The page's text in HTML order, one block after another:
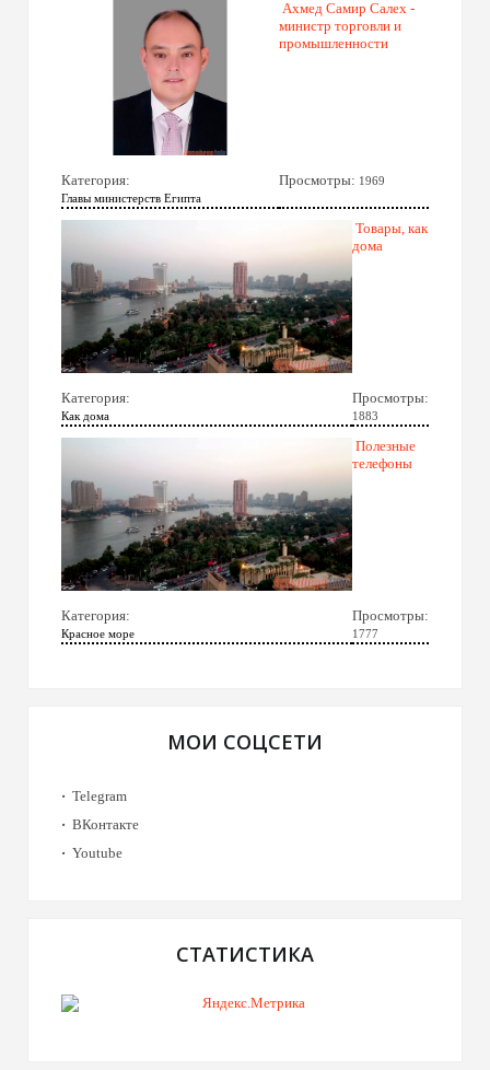
Ахмед Самир Салех -
министр торговли и
промышленности
Категория:
Главы министерств Египта
Просмотры: 1969
Товары, как
дома
Категория:
Как дома
Просмотры:
1883
Полезные
телефоны
Категория:
Красное море
Просмотры:
1777
МОИ СОЦСЕТИ
Telegram
ВКонтакте
Youtube
СТАТИСТИКА